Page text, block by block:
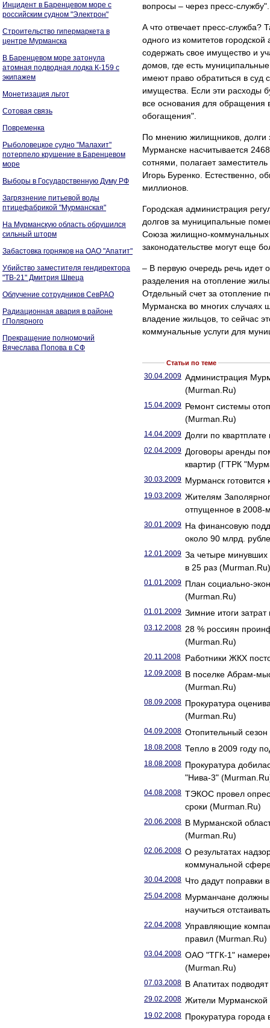
Инцидент в Баренцевом море с
российским судном "Электрон"
Строительство гипермаркета в
центре Мурманска
В Баренцевом море затонула
атомная подводная лодка К-159 с
экипажем
Монетизация льгот
Сотовая связь
Повременка
Рыболовецкое судно "Малахит"
потерпело крушение в Баренцевом
море
Выборы в Государственную Думу РФ
Загрязнение питьевой воды
птицефабрикой "Мурманская"
На Мурманскую область обрушился
сильный шторм
Забастовка горняков на ОАО "Апатит"
Убийство заместителя гендиректора
"ТВ-21" Дмитрия Швеца
Облучение сотрудников СевРАО
Радиационная авария в районе
г.Полярного
Прекращение полномочий
Вячеслава Попова в СФ
вопросы – через пресс-службу".
А что отвечает пресс-служба?
одного из комитетов
содержать свое имущество и
домов, где есть
имеют право обратиться в суд
имущества. Если эти расходы
все основания для обращения
обогащения".
По мнению жилищников, долги
Мурманске насчитывается
сотнями, полагает
Игорь Буренко. Естественно,
миллионов.
Городская администрация
долгов за муниципальные
Союза жилищно-коммунальных
законодательстве могут еще
– В первую очередь речь идет
разделения на отопление
Отдельный счет за отопление
Мурманска во многих случаях
владение жильцов, то сейчас
коммунальные услуги для
Статьи по теме
30.04.2009 Администрация
(Murman.Ru)
15.04.2009 Ремонт системы
(Murman.Ru)
14.04.2009 Долги по
02.04.2009 Договоры аренды
квартир (ГТРК
30.03.2009 Мурманск готовится
19.03.2009 Жителям
отпущенное в 2008-
30.01.2009 На финансовую
около 90 млрд.
12.01.2009 За четыре
в 25 раз (Murman.Ru)
01.01.2009 План социально-
(Murman.Ru)
01.01.2009 Зимние итоги
03.12.2008 28 % россиян
(Murman.Ru)
20.11.2008 Работники ЖКХ
12.09.2008 В поселке Абрам-
(Murman.Ru)
08.09.2008 Прокуратура
(Murman.Ru)
04.09.2008 Отопительный
18.08.2008 Тепло в 2009 году
18.08.2008 Прокуратура
"Нива-3"
04.08.2008 ТЭКОС провел
сроки (Murman.Ru)
20.06.2008 В Мурманской
(Murman.Ru)
02.06.2008 О результатах
коммунальной
30.04.2008 Что дадут
25.04.2008 Мурманчане
научиться
22.04.2008 Управляющие
правил (Murman.Ru)
03.04.2008 ОАО "ТГК-1"
(Murman.Ru)
07.03.2008 В Апатитах
29.02.2008 Жители Мурманской
19.02.2008 Прокуратура